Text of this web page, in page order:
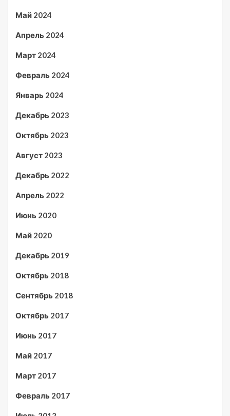
Май 2024
Апрель 2024
Март 2024
Февраль 2024
Январь 2024
Декабрь 2023
Октябрь 2023
Август 2023
Декабрь 2022
Апрель 2022
Июнь 2020
Май 2020
Декабрь 2019
Октябрь 2018
Сентябрь 2018
Октябрь 2017
Июнь 2017
Май 2017
Март 2017
Февраль 2017